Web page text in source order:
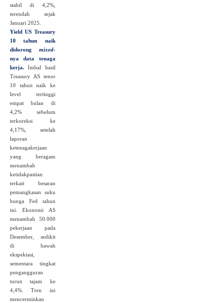
stabil di 4,2%,
terendah sejak
Januari 2025.
Yield US Treasury
10 tahun naik
didorong mixed-
nya data tenaga
kerja.
Imbal hasil
Treasury AS tenor
10 tahun naik ke
level tertinggi
empat bulan di
4,2% sebelum
terkoreksi ke
4,17%, setelah
laporan
ketenagakerjaan
yang beragam
menambah
ketidakpastian
terkait besaran
pemangkasan suku
bunga Fed tahun
ini. Ekonomi AS
menambah 50.000
pekerjaan pada
Desember, sedikit
di bawah
ekspektasi,
sementara tingkat
pengangguran
turun tajam ke
4,4%. Tren ini
mencerminkan